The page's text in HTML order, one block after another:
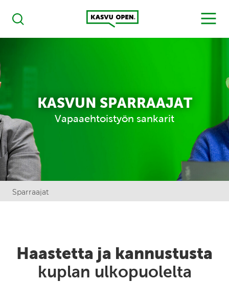
Haku
Kasvu Open
MENU
KASVUN SPARRAAJAT
Vapaaehtoistyön sankarit
Sparraajat
Haastetta ja kannustusta
kuplan ulkopuolelta